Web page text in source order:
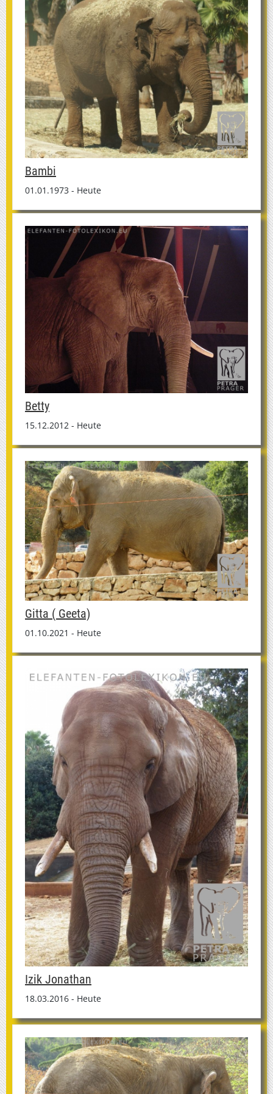
Bambi
01.01.1973 - Heute
Betty
15.12.2012 - Heute
Gitta ( Geeta)
01.10.2021 - Heute
Izik Jonathan
18.03.2016 - Heute